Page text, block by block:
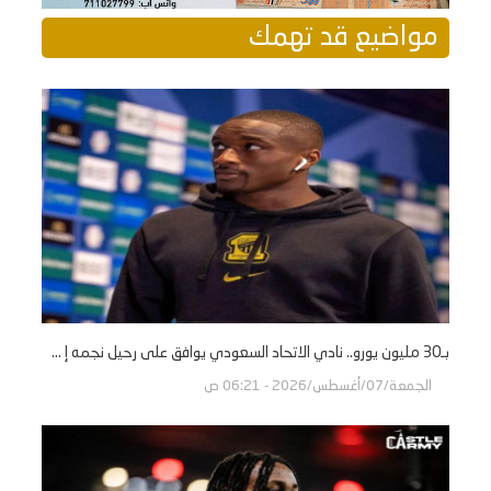
مواضيع قد تهمك
بـ30 مليون يورو.. نادي الاتحاد السعودي يوافق على رحيل نجمه إ ...
الجمعة/07/أغسطس/2026 - 06:21 ص